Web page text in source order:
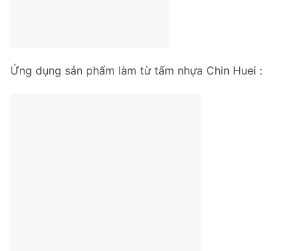
Ứng dụng sản phẩm làm từ tấm nhựa Chin Huei :